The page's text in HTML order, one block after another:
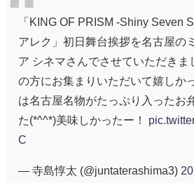
「KING OF PRISM -Shiny Seven
アレク」初日舞台挨拶を名古屋の
ア シネマさんでさせていただきま
の方にお集まりいただいて嬉しか
は名古屋名物がたっぷり入ったお
た(*^^*)美味しかったー！
C
— 寺島惇太 (@juntaterashima3)